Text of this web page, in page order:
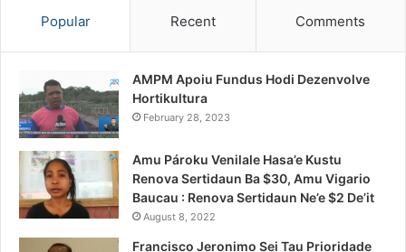
Popular Recent Comments
AMPM Apoiu Fundus Hodi Dezenvolve
Hortikultura
February 28, 2023
Amu Pároku Venilale Hasa’e Kustu
Renova Sertidaun Ba $30, Amu Vigario
Baucau : Renova Sertidaun Ne’e $2 De’it
August 8, 2022
Francisco Jeronimo Sei Tau Prioridade